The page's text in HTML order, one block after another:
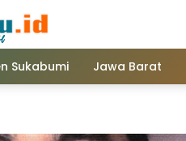
Sukabumi Jawa Barat